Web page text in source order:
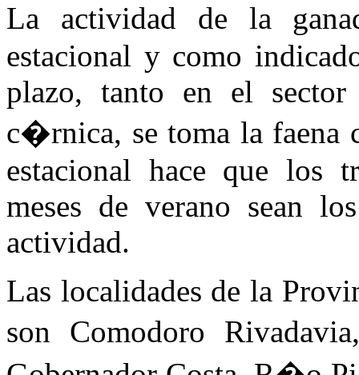
La actividad de la
estacional y como
plazo, tanto en el
c�rnica, se toma la faena
estacional hace que los
meses de verano sean
actividad.
Las localidades de la
son Comodoro